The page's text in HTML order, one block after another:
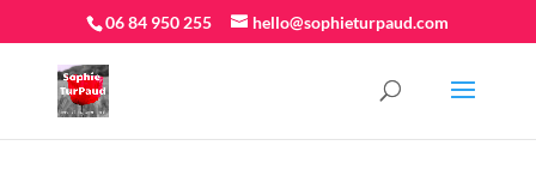
06 84 950 255 hello@sophieturpaud.com